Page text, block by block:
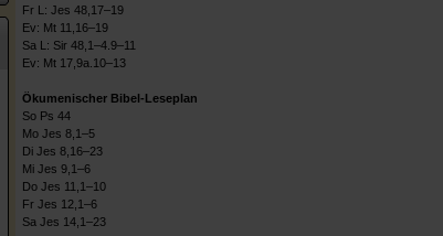
Fr L: Jes 48,17–19
Ev: Mt 11,16–19
Sa L: Sir 48,1–4.9–11
Ev: Mt 17,9a.10–13
Ökumenischer Bibel-Leseplan
So Ps 44
Mo Jes 8,1–5
Di Jes 8,16–23
Mi Jes 9,1–6
Do Jes 11,1–10
Fr Jes 12,1–6
Sa Jes 14,1–23